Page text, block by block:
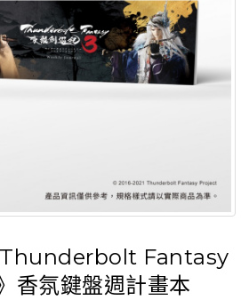
Fantasy
香氛鍵盤週計畫本